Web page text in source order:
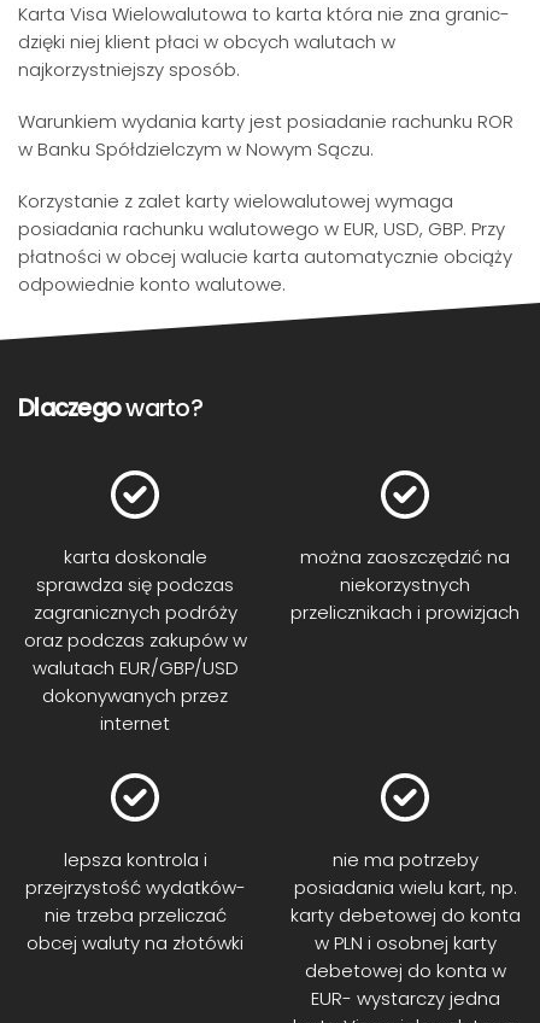
Karta Visa Wielowalutowa to karta która nie zna granic-
dzięki niej klient płaci w obcych walutach w
najkorzystniejszy sposób.
Warunkiem wydania karty jest posiadanie rachunku ROR
w Banku Spółdzielczym w Nowym Sączu.
Korzystanie z zalet karty wielowalutowej wymaga
posiadania rachunku walutowego w EUR, USD, GBP. Przy
płatności w obcej walucie karta automatycznie obciąży
odpowiednie konto walutowe.
Dlaczegowarto?
karta doskonale
sprawdza się podczas
zagranicznych podróży
oraz podczas zakupów w
walutach EUR/GBP/USD
dokonywanych przez
internet
można zaoszczędzić na
niekorzystnych
przelicznikach i prowizjach
lepsza kontrola i
przejrzystość wydatków-
nie trzeba przeliczać
obcej waluty na złotówki
nie ma potrzeby
posiadania wielu kart, np.
karty debetowej do konta
w PLN i osobnej karty
debetowej do konta w
EUR- wystarczy jedna